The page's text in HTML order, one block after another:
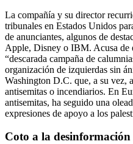
La compañía y su director
tribunales en Estados Unidos
de anunciantes, algunos de
Apple, Disney o IBM. Acusa de
“descarada campaña de
organización de izquierdas sin
Washington D.C. que, a su vez,
antisemitas o incendiarios. En
antisemitas, ha seguido una
expresiones de apoyo a los
Coto a la desinformación